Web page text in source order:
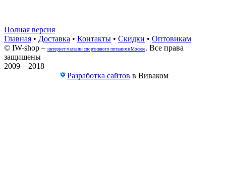
Полная версия
Главная • Доставка • Контакты • Скидки • Оптовикам
© IW-shop – интернет магазин спортивного питания в Москве. Все права
защищены
2009—2018
Разработка сайтов в Виваком